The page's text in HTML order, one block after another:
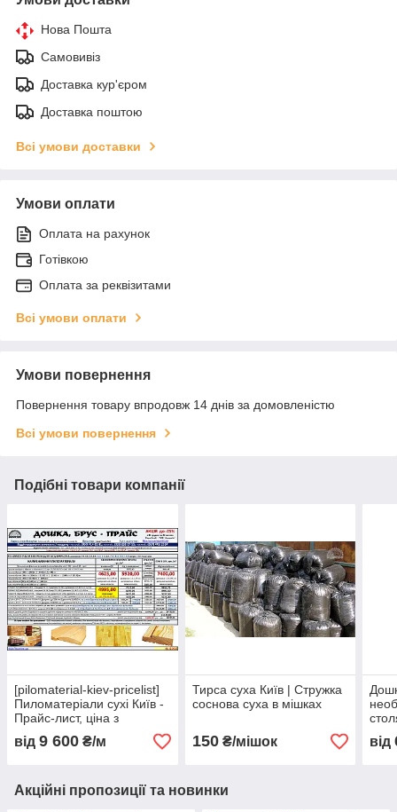
Нова Пошта
Самовивіз
Доставка кур'єром
Доставка поштою
Всі умови доставки
Умови оплати
Оплата на рахунок
Готівкою
Оплата за реквізитами
Всі умови оплати
Умови повернення
Повернення товару впродовж 14 днів за домовленістю
Всі умови повернення
Подібні товари компанії
[pilomaterial-kiev-pricelist]
Пиломатеріали сухі Київ -
Прайс-лист, ціна з
доставкою
від 9 600 ₴/м
Тирса суха Київ | Стружка
соснова суха в мішках
150₴/мішок від
Акційні пропозиції та новинки